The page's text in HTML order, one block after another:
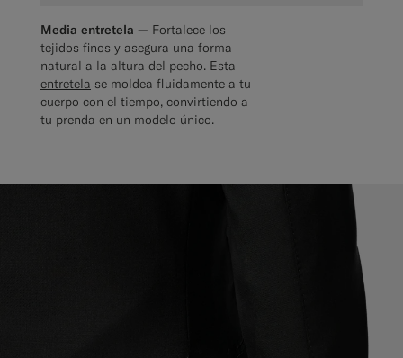
Media entretela — Fortalece los
tejidos finos y asegura una forma
natural a la altura del pecho. Esta
entretela se moldea fluidamente a tu
cuerpo con el tiempo, convirtiendo a
tu prenda en un modelo único.